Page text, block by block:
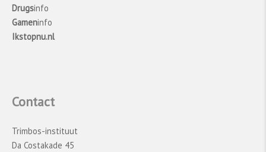
Drugsinfo
Gameninfo
Ikstopnu.nl
Contact
Trimbos-instituut
Da Costakade 45